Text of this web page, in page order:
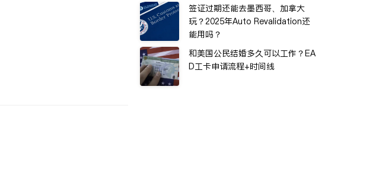
签证过期还能去墨西哥、加拿大
玩？2025年Auto Revalidation还
能用吗？
和美国公民结婚多久可以工作？EA
D工卡申请流程+时间线